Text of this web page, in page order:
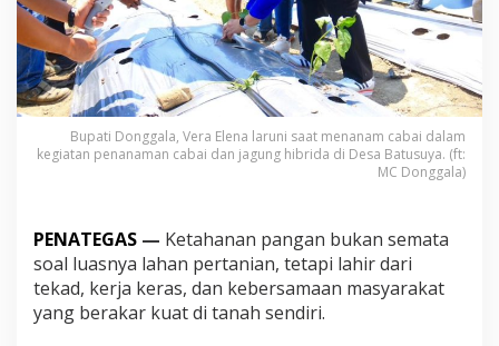
d
a
n
J
a
g
u
b
r
i
d
Bupati Donggala, Vera Elena laruni saat menanam cabai dalam
kegiatan penanaman cabai dan jagung hibrida di Desa Batusuya. (ft:
MC Donggala)
PENATEGAS — Ketahanan pangan bukan semata
soal luasnya lahan pertanian, tetapi lahir dari
tekad, kerja keras, dan kebersamaan masyarakat
yang berakar kuat di tanah sendiri.